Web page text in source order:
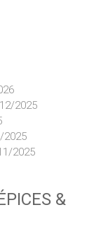
2025
2025
2025
&